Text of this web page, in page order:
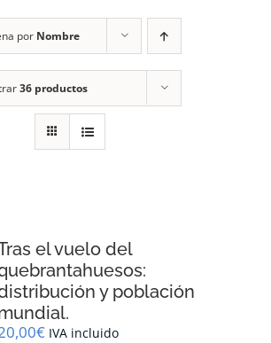
por Nombre
36 productos
el vuelo del
y población
€ IVA incluido